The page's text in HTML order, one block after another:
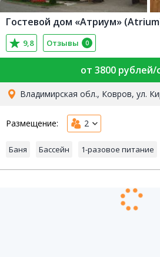
Гостевой дом «Атриум»
9,8 Отзывы 0
от 3800 рублей/
Владимирская обл., Ковров, ул.
Размещение: 2
Баня Бассейн 1-разовое питание